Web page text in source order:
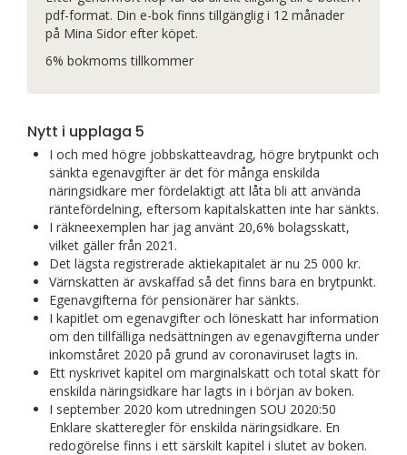
pdf-format. Din e-bok finns tillgänglig i 12 månader
på Mina Sidor efter köpet.
6% bokmoms tillkommer
Nytt i upplaga 5
I och med högre jobbskatteavdrag, högre brytpunkt och
sänkta egenavgifter är det för många enskilda
näringsidkare mer fördelaktigt att låta bli att använda
räntefördelning, eftersom kapitalskatten inte har sänkts.
I räkneexemplen har jag använt 20,6% bolagsskatt,
vilket gäller från 2021.
Det lägsta registrerade aktiekapitalet är nu 25 000 kr.
Värnskatten är avskaffad så det finns bara en brytpunkt.
Egenavgifterna för pensionärer har sänkts.
I kapitlet om egenavgifter och löneskatt har information
om den tillfälliga nedsättningen av egenavgifterna under
inkomståret 2020 på grund av coronaviruset lagts in.
Ett nyskrivet kapitel om marginalskatt och total skatt för
enskilda näringsidkare har lagts in i början av boken.
I september 2020 kom utredningen SOU 2020:50
Enklare skatteregler för enskilda näringsidkare. En
redogörelse finns i ett särskilt kapitel i slutet av boken.